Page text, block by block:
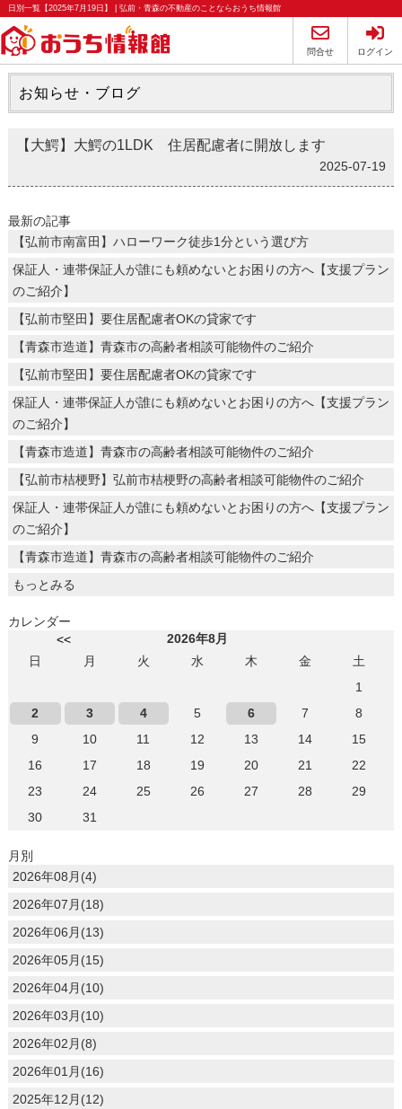
日別一覧【2025年7月19日】 | 弘前・青森の不動産のことならおうち情報館
問合せ ログイン
お知らせ・ブログ
【大鰐】大鰐の1LDK 住居配慮者に開放します
2025-07-19
最新の記事
【弘前市南富田】ハローワーク徒歩1分という選び方
保証人・連帯保証人が誰にも頼めないとお困りの方へ【支援プラン
のご紹介】
【弘前市堅田】要住居配慮者OKの貸家です
【青森市造道】青森市の高齢者相談可能物件のご紹介
【弘前市堅田】要住居配慮者OKの貸家です
保証人・連帯保証人が誰にも頼めないとお困りの方へ【支援プラン
のご紹介】
【青森市造道】青森市の高齢者相談可能物件のご紹介
【弘前市桔梗野】弘前市桔梗野の高齢者相談可能物件のご紹介
保証人・連帯保証人が誰にも頼めないとお困りの方へ【支援プラン
のご紹介】
【青森市造道】青森市の高齢者相談可能物件のご紹介
もっとみる
カレンダー
<<
2026年8月
日
月 火 水 木 金
土
1
2
3 4 5 6 7
8
9
10 11 12 13 14
15
16
17 18 19 20 21
22
23
24 25 26 27 28
29
30
31
月別
2026年08月(4)
2026年07月(18)
2026年06月(13)
2026年05月(15)
2026年04月(10)
2026年03月(10)
2026年02月(8)
2026年01月(16)
2025年12月(12)